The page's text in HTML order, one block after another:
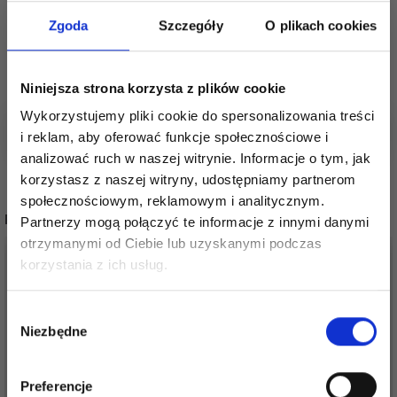
Zgoda Szczegóły O plikach cookies
Niniejsza strona korzysta z plików cookie
Wykorzystujemy pliki cookie do spersonalizowania treści
i reklam, aby oferować funkcje społecznościowe i
analizować ruch w naszej witrynie. Informacje o tym, jak
korzystasz z naszej witryny, udostępniamy partnerom
społecznościowym, reklamowym i analitycznym.
Partnerzy mogą połączyć te informacje z innymi danymi
otrzymanymi od Ciebie lub uzyskanymi podczas
korzystania z ich usług.
zgody
Niezbędne
Preferencje
DMC Mouliné Color Variations Nić do haftu
POPULARNE ALTERNATYWY
20%Promocja Promocja
Oszczędź nawet do 50%
miłośników włóczek i uzyskaj wyłączny
dostęp do inspirujących wzorów na druty i